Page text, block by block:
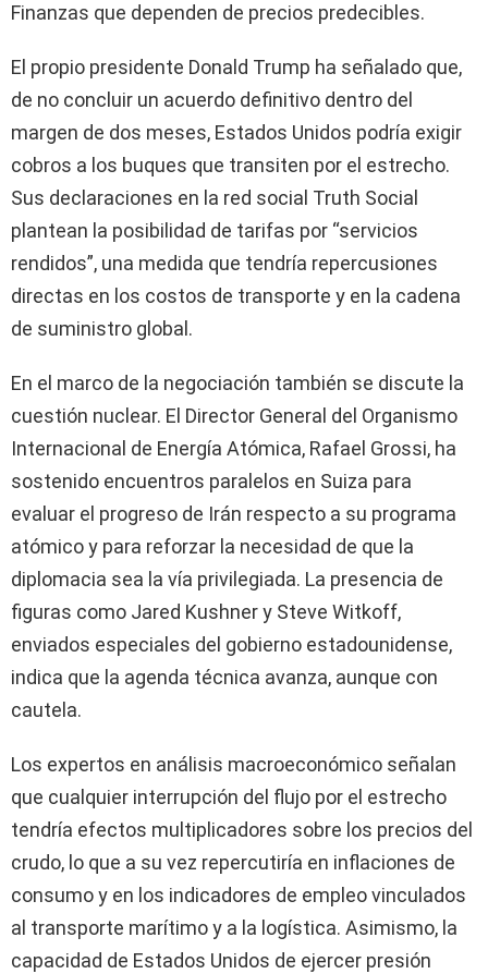
Finanzas que dependen de precios predecibles.
El propio presidente Donald Trump ha señalado que,
de no concluir un acuerdo definitivo dentro del
margen de dos meses, Estados Unidos podría exigir
cobros a los buques que transiten por el estrecho.
Sus declaraciones en la red social Truth Social
plantean la posibilidad de tarifas por “servicios
rendidos”, una medida que tendría repercusiones
directas en los costos de transporte y en la cadena
de suministro global.
En el marco de la negociación también se discute la
cuestión nuclear. El Director General del Organismo
Internacional de Energía Atómica, Rafael Grossi, ha
sostenido encuentros paralelos en Suiza para
evaluar el progreso de Irán respecto a su programa
atómico y para reforzar la necesidad de que la
diplomacia sea la vía privilegiada. La presencia de
figuras como Jared Kushner y Steve Witkoff,
enviados especiales del gobierno estadounidense,
indica que la agenda técnica avanza, aunque con
cautela.
Los expertos en análisis macroeconómico señalan
que cualquier interrupción del flujo por el estrecho
tendría efectos multiplicadores sobre los precios del
crudo, lo que a su vez repercutiría en inflaciones de
consumo y en los indicadores de empleo vinculados
al transporte marítimo y a la logística. Asimismo, la
capacidad de Estados Unidos de ejercer presión